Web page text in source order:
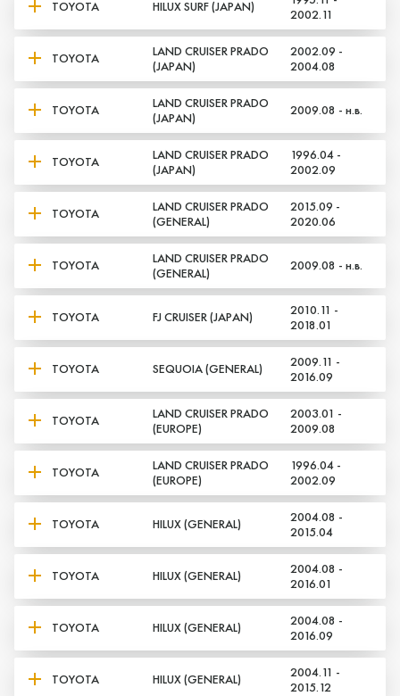
Да, верно Нет, выбрать другой
TOYOTA HILUX SURF (JAPAN)
2002.11
TOYOTA
LAND CRUISER PRADO
(JAPAN)
2002.09 -
2004.08
TOYOTA
LAND CRUISER PRADO
(JAPAN)
2009.08 - н.в.
TOYOTA
LAND CRUISER PRADO
(JAPAN)
1996.04 -
2002.09
TOYOTA
LAND CRUISER PRADO
(GENERAL)
2015.09 -
2020.06
TOYOTA
LAND CRUISER PRADO
(GENERAL)
2009.08 - н.в.
TOYOTA FJ CRUISER (JAPAN)
2010.11 -
2018.01
TOYOTA SEQUOIA (GENERAL)
2009.11 -
2016.09
TOYOTA
LAND CRUISER PRADO
(EUROPE)
2003.01 -
2009.08
TOYOTA
LAND CRUISER PRADO
(EUROPE)
1996.04 -
2002.09
TOYOTA HILUX (GENERAL)
2004.08 -
2015.04
TOYOTA HILUX (GENERAL)
2004.08 -
2016.01
TOYOTA HILUX (GENERAL)
2004.08 -
2016.09
TOYOTA HILUX (GENERAL)
2004.11 -
2015.12